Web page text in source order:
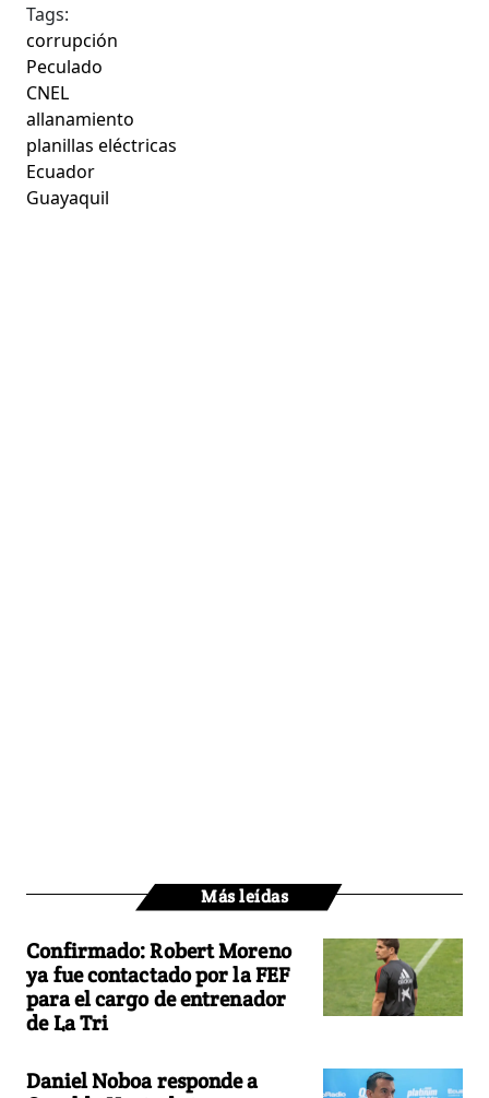
Tags:
corrupción
Peculado
CNEL
allanamiento
planillas eléctricas
Ecuador
Guayaquil
Más leídas
Confirmado: Robert Moreno
ya fue contactado por la FEF
para el cargo de entrenador
de La Tri
Daniel Noboa responde a